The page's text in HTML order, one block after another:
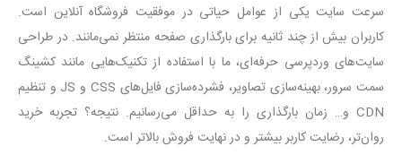
سرعت سایت یکی از عوامل حیاتی در موفقیت فروشگاه آنلاین است.
کاربران بیش از چند ثانیه برای بارگذاری صفحه منتظر نمی‌مانند. در طراحی
سایت‌های وردپرسی حرفه‌ای، ما با استفاده از تکنیک‌هایی مانند کشینگ
سمت سرور، بهینه‌سازی تصاویر، فشرده‌سازی فایل‌هایCSS وJS
و تنظیم
CDN و… زمان بارگذاری را به حداقل می‌رسانیم. نتیجه؟ تجربه خرید
روان‌تر، رضایت کاربر بیشتر و در نهایت فروش بالاتر است.